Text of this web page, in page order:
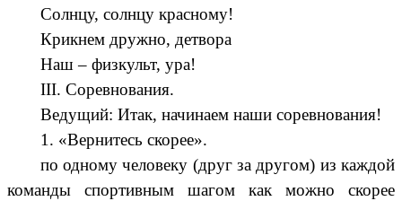
Солнцу, солнцу красному!
Крикнем дружно, детвора
Наш – физкульт, ура!
III. Соревнования.
Ведущий: Итак, начинаем наши соревнования!
1. «Вернитесь скорее».
по одному человеку (друг за другом) из каждой
команды спортивным шагом как можно скорее